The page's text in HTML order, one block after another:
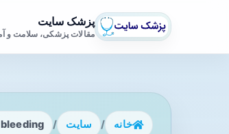
پزشک سایت
مقالات پزشکی، سلامت و
خانه / سایت /